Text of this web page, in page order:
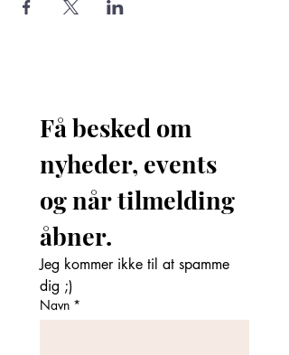
Få besked om
nyheder, events
og når tilmelding
Jeg kommer ikke til at spamme
dig ;)
Navn *